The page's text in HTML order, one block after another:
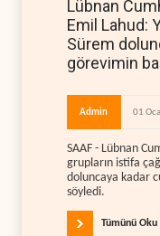
Lübnan
Emil Lahud:
Sürem
görevimin
Admin 01
SAAF - Lübnan
grupların istifa
doluncaya kadar
söyledi.
Tümünü Oku